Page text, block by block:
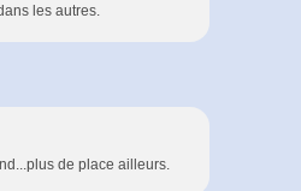
les autres.
de place ailleurs.